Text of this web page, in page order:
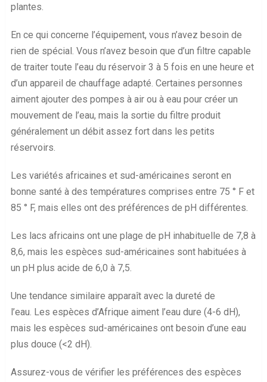
plantes.
En ce qui concerne l’équipement, vous n’avez besoin de
rien de spécial. Vous n’avez besoin que d’un filtre capable
de traiter toute l’eau du réservoir 3 à 5 fois en une heure et
d’un appareil de chauffage adapté. Certaines personnes
aiment ajouter des pompes à air ou à eau pour créer un
mouvement de l’eau, mais la sortie du filtre produit
généralement un débit assez fort dans les petits
réservoirs.
Les variétés africaines et sud-américaines seront en
bonne santé à des températures comprises entre 75 ° F et
85 ° F, mais elles ont des préférences de pH différentes.
Les lacs africains ont une plage de pH inhabituelle de 7,8 à
8,6, mais les espèces sud-américaines sont habituées à
un pH plus acide de 6,0 à 7,5.
Une tendance similaire apparaît avec la dureté de
l’eau. Les espèces d’Afrique aiment l’eau dure (4-6 dH),
mais les espèces sud-américaines ont besoin d’une eau
plus douce (<2 dH).
Assurez-vous de vérifier les préférences des espèces